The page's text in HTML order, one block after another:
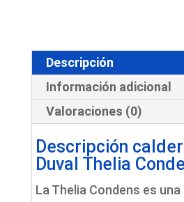
+
Instalación
cantidad
Descripción
Información adicional
Valoraciones (0)
Descripción
Duval Thelia
La Thelia Condens es